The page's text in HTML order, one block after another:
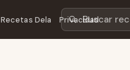
Buscar recetas
Recetas Dela Privacidad